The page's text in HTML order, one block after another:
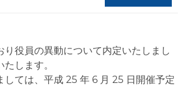
り役員の異動について内定いたしまし
します。
しては、平成 25 年 6 月 25 日開催予定